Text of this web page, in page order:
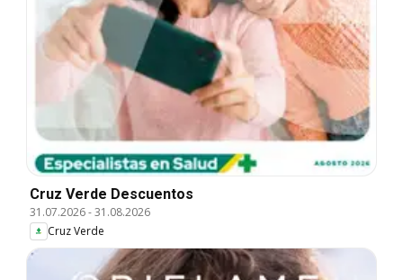
Cruz Verde Descuentos
31.07.2026-31.08.2026
Cruz Verde